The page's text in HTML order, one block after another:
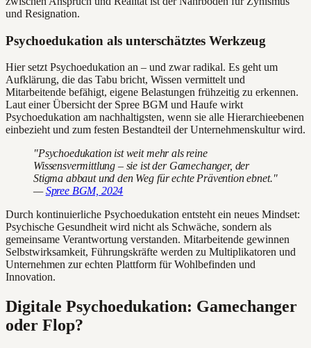
und Resignation.
Psychoedukation als unterschätztes Werkzeug
Hier setzt Psychoedukation an – und zwar radikal. Es geht um
Aufklärung, die das Tabu bricht, Wissen vermittelt und
Mitarbeitende befähigt, eigene Belastungen frühzeitig zu erkennen.
Laut einer Übersicht der Spree BGM und Haufe wirkt
Psychoedukation am nachhaltigsten, wenn sie alle Hierarchieebenen
einbezieht und zum festen Bestandteil der Unternehmenskultur wird.
"Psychoedukation ist weit mehr als reine
Wissensvermittlung – sie ist der Gamechanger, der
Stigma abbaut und den Weg für echte Prävention ebnet."
—Spree BGM, 2024
Durch kontinuierliche Psychoedukation entsteht ein neues Mindset:
Psychische Gesundheit wird nicht als Schwäche, sondern als
gemeinsame Verantwortung verstanden. Mitarbeitende gewinnen
Selbstwirksamkeit, Führungskräfte werden zu Multiplikatoren und
Unternehmen zur echten Plattform für Wohlbefinden und
Innovation.
Digitale Psychoedukation: Gamechanger
oder Flop?